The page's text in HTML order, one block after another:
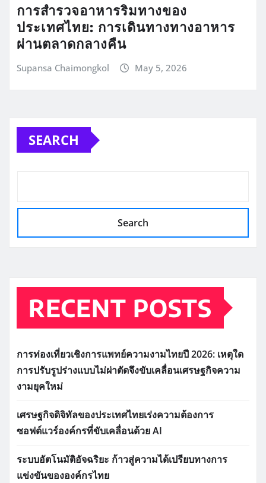
การสำรวจอาหารริมทางของ
ประเทศไทย: การเดินทางทางอาหาร
ผ่านตลาดกลางคืน
Supansa Chaimongkol May 5, 2026
SEARCH
Search
RECENT POSTS
การท่องเที่ยวเชิงการแพทย์ความงามไทยปี 2026: เหตุใด
การปรับรูปร่างแบบไม่ผ่าตัดจึงขับเคลื่อนเศรษฐกิจความ
งามยุคใหม่
เศรษฐกิจดิจิทัลของประเทศไทยเร่งความต้องการ
ซอฟต์แวร์องค์กรที่ขับเคลื่อนด้วย AI
ระบบอัตโนมัติอัจฉริยะ ก้าวสู่ความได้เปรียบทางการ
แข่งขันขององค์กรไทย